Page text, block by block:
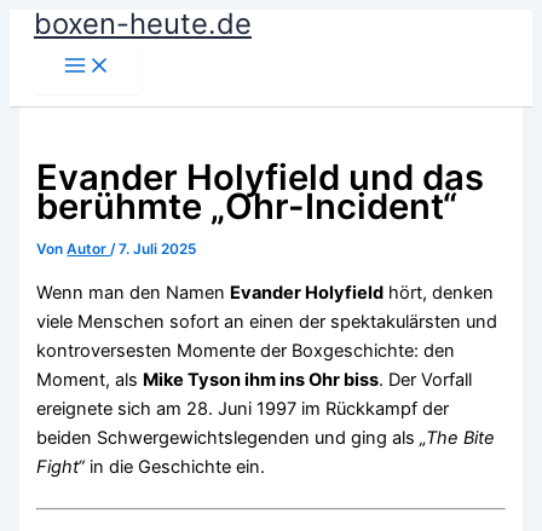
Zumboxen-heute.de
Evander Holyfield und das
berühmte „Ohr-Incident“
VonAutor/7. Juli 2025
Wenn man den Namen Evander Holyfield hört, denken
viele Menschen sofort an einen der spektakulärsten und
kontroversesten Momente der Boxgeschichte: den
Moment, als Mike Tyson ihm ins Ohr biss. Der Vorfall
ereignete sich am 28. Juni 1997 im Rückkampf der
beiden Schwergewichtslegenden und ging als„The Bite
Fight“in die Geschichte ein.